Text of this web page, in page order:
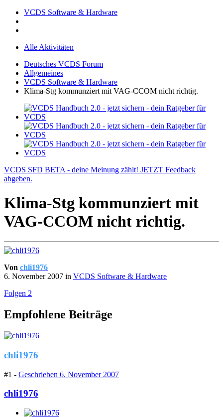
VCDS Software & Hardware
Alle Aktivitäten
Deutsches VCDS Forum
Allgemeines
VCDS Software & Hardware
Klima-Stg kommunziert mit VAG-CCOM nicht richtig.
VCDS SFD BETA - deine Meinung zählt! JETZT Feedback
abgeben.
Klima-Stg kommunziert mit
VAG-CCOM nicht richtig.
Von chli1976
6. November 2007 in VCDS Software & Hardware
Folgen 2
Empfohlene Beiträge
chli1976
#1 - Geschrieben 6. November 2007
chli1976